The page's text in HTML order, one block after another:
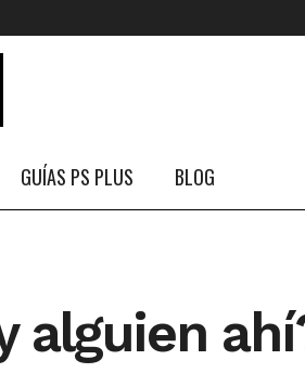
GUÍAS PS PLUS BLOG
alguien